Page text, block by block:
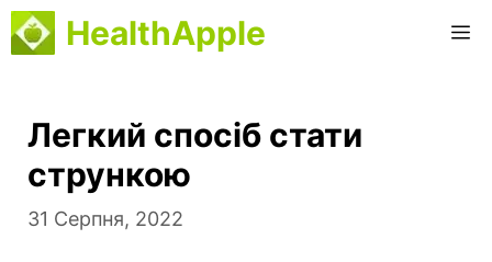
Перейти
до
HealthApple
Легкий спосіб стати
стрункою
31 Серпня, 2022